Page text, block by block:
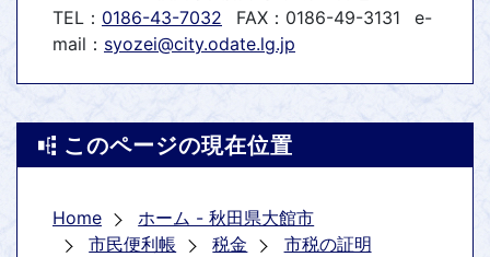
TEL： 0186-43-7032 FAX：0186-49-3131
e-
mail： syozei@city.odate.lg.jp
このページの現在位置
Home
ホーム - 秋田県大館市
市民便利帳
税金
市税の証明